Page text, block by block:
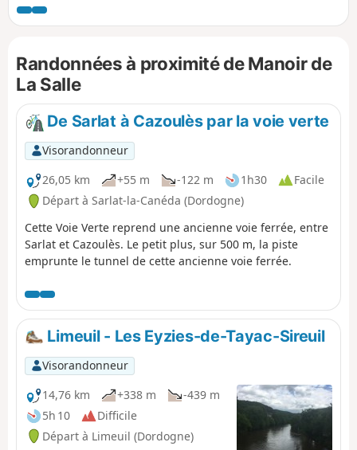
Périgueux. Situé à proximité d’une voie romaine, ce village
fut surtout, jusqu’à l’apparition du chemin de fer, un port
Révolution l’appellation de Port-Léon. De la chapelle
expiratoire du cimetière à l’entrée Est du village, la route
conduit, au-delà du château de Clérans et du Manoir de la
Salle, à une église romane du XIIe, au toit de lauses, haut
lieu du Festival Musical du Périgord Noir.
Randonnées à proximité de Manoir de
La Salle
De Sarlat à Cazoulès par la voie verte
Visorandonneur
26,05 km
+55 m -122 m 1h30
Facile
Départ à Sarlat-la-Canéda (Dordogne)
Cette Voie Verte reprend une ancienne voie ferrée, entre
Sarlat et Cazoulès. Le petit plus, sur 500 m, la piste
emprunte le tunnel de cette ancienne voie ferrée.
Limeuil - Les Eyzies-de-Tayac-Sireuil
Visorandonneur
14,76 km
+338 m
-439 m
5h 10
Difficile
Départ à Limeuil (Dordogne)